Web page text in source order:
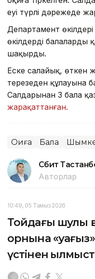
еуі түрлі дәрежеде
Департамент
өкілдерді балаларды
шақырды.
Еске салайық, өткен
терезеден құлауына
Салдарынан 3 бала
жарақаттанған.
Оқиға Бала
Сәбит
Авторлар
10:49, 05 Тамыз 2026
Тойдағы шулы
орнына
үстінен